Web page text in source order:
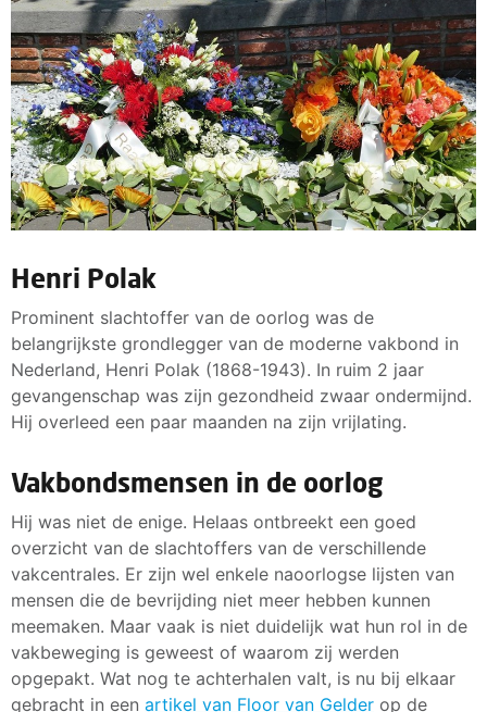
Henri Polak
Prominent slachtoffer van de oorlog was de
belangrijkste grondlegger van de moderne vakbond in
Nederland, Henri Polak (1868-1943). In ruim 2 jaar
gevangenschap was zijn gezondheid zwaar ondermijnd.
Hij overleed een paar maanden na zijn vrijlating.
Vakbondsmensen in de oorlog
Hij was niet de enige. Helaas ontbreekt een goed
overzicht van de slachtoffers van de verschillende
vakcentrales. Er zijn wel enkele naoorlogse lijsten van
mensen die de bevrijding niet meer hebben kunnen
meemaken. Maar vaak is niet duidelijk wat hun rol in de
vakbeweging is geweest of waarom zij werden
opgepakt. Wat nog te achterhalen valt, is nu bij elkaar
gebracht in een artikel van Floor van Gelder op de